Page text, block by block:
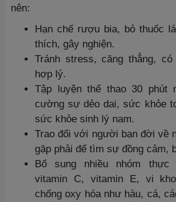
nên:
Hạn chế rượu bia, bỏ thuốc
thích, gây nghiện.
Tránh stress, căng thẳng,
hợp lý.
Tập luyện thể thao 30 phút
cường sự dẻo dai, sức khỏe
sức khỏe sinh lý nam.
Trao đổi với người bạn đời về
gặp phải để tìm sự đồng cảm,
Bổ sung nhiều nhóm thực
vitamin C, vitamin E, vi
chống oxy hóa như hàu, cá,